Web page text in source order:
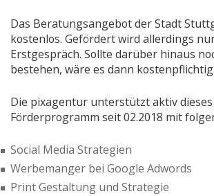
Das Beratungsangebot der Stadt
kostenlos. Gefördert wird allerdings
Erstgespräch. Sollte darüber hinaus
bestehen, wäre es dann kostenpflichtig.
Die pixagentur unterstützt aktiv dieses
Förderprogramm seit 02.2018 mit
Social Media Strategien
Werbemanger bei Google Adwords
Print Gestaltung und Strategie